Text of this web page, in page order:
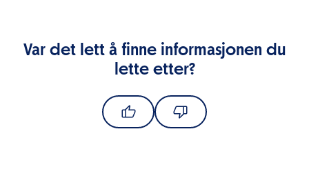
Var det lett å finne informasjonen du
lette etter?